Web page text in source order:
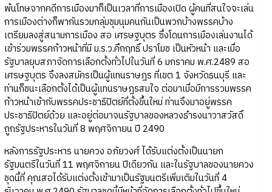
พ้นโทษจากคดีการเมืองมาก็เป็นเวลาที่การเมืองเปิด ผู้คนที่สนใจจะเล่น
การเมืองต่างก็พากันรวมกลุ่มชุมนุมคนกันเป็นพวกบ้างพรรคบ้าง
เตรียมลงสู่สนามการเมือง สอ เศรษฐบุตร ซึ่งโดนการเมืองเล่นงานได้
เข้าร่วมพรรคก้าวหน้าที่มี ม.ร.ว.คึกฤทธิ์ ปราโมช เป็นหัวหน้า และเมื่อ
รัฐบาลยุบสภาจัดการเลือกตั้งทั่วไปในวันที่ 6 มกราคม พ.ศ.2489 สอ
เศรษฐบุตร จึงลงสมัครเป็นผู้แทนราษฎร ที่เขต 1 จังหวัดธนบุรี และ
ท่านก็ชนะเลือกตั้งได้เป็นผู้แทนราษฎรสมใจ ต่อมาเมื่อมีการรวมพรรค
ก้าวหน้าเข้ากับพรรคประชาธิปัตย์ที่ตั้งขึ้นใหม่ ท่านจึงมาอยู่พรรค
ประชาธิปัตย์ด้วย และอยู่ต่อมาจนรัฐบาลของหลวงธำรงนาวาสวัสดิ์
ถูกรัฐประหารในวันที่ 8 พฤศจิกายน ปี 2490
หลังการรัฐประหาร นายควง อภัยวงศ์ ได้รับแต่งตั้งเป็นนายก
รัฐมนตรีในวันที่ 11 พฤศจิกายน ปีเดียวกัน และในรัฐบาลของนายควง
ชุดนี้ที่ คุณสอได้รับแต่งตั้งเข้ามาเป็นรัฐมนตรีเพิ่มเติมในวันที่ 4